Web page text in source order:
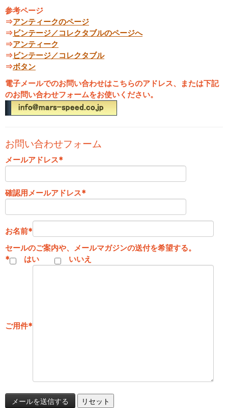
参考ページ
⇒アンティークのページ
⇒ビンテージ／コレクタブルのページへ
⇒アンティーク
⇒ビンテージ／コレクタブル
⇒ボタン
電子メールでのお問い合わせはこちらのアドレス、または下記
のお問い合わせフォームをお使いください。
お問い合わせフォーム
メールアドレス*
確認用メールアドレス*
お名前*
セールのご案内や、メールマガジンの送付を希望する。
*
はい いいえ
ご用件*